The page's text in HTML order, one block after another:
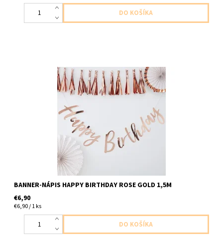
Papierový banner napis všetko najlepšie ruzovo zlatej 1ks v
baleni velkost 1,8m x19cm
BANNER-NÁPIS HAPPY BIRTHDAY ROSE GOLD 1,5M
€6,90
€6,90 / 1 ks